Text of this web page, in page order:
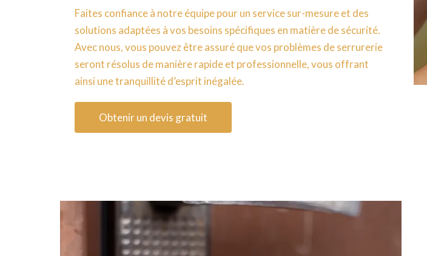
Faites confiance à notre équipe pour un service sur-mesure et des
solutions adaptées à vos besoins spécifiques en matière de sécurité.
Avec nous, vous pouvez être assuré que vos problèmes de serrurerie
seront résolus de manière rapide et professionnelle, vous offrant
ainsi une tranquillité d’esprit inégalée.
Obtenir un devis gratuit